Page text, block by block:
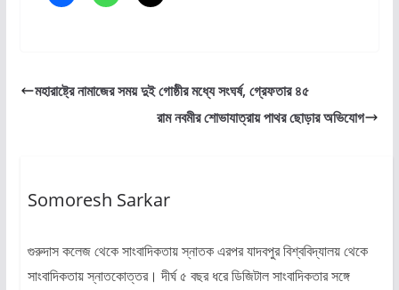
মহারাষ্ট্রে নামাজের সময় দুই গোষ্ঠীর মধ্যে সংঘর্ষ, গ্রেফতার ৪৫
রাম নবমীর শোভাযাত্রায় পাথর ছোড়ার অভিযোগ
Somoresh Sarkar
গুরুদাস কলেজ থেকে সাংবাদিকতায় স্নাতক এরপর যাদবপুর বিশ্ববিদ্যালয় থেকে
সাংবাদিকতায় স্নাতকোত্তর। দীর্ঘ ৫ বছর ধরে ডিজিটাল সাংবাদিকতার সঙ্গে